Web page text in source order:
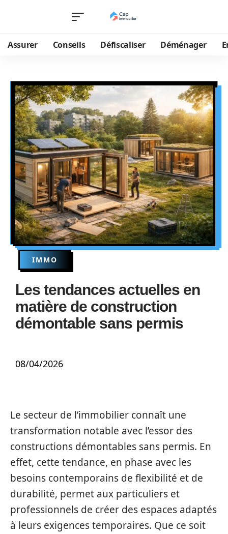
Assurer Conseils Défiscaliser Déménager
IMMO
Les tendances actuelles en
matière de construction
démontable sans permis
08/04/2026
Le secteur de l’immobilier connaît une
transformation notable avec l’essor des
constructions démontables sans permis. En
effet, cette tendance, en phase avec les
besoins contemporains de flexibilité et de
durabilité, permet aux particuliers et
professionnels de créer des espaces adaptés
à leurs exigences temporaires. Que ce soit